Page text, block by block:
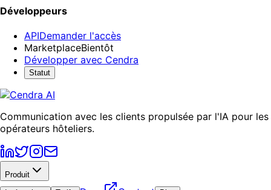
Développeurs
APIDemander l'accès
MarketplaceBientôt
Développer avec Cendra
Statut
Communication avec les clients propulsée par l'IA pour les
opérateurs hôteliers.
Produit